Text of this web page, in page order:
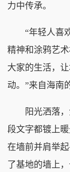
力中传承。
“年轻人喜欢
精神和涂鸦艺
大家的生活，
动。”来自海南
阳光洒落，
段文字都镀上
在墙前并肩举
了基地的墙上